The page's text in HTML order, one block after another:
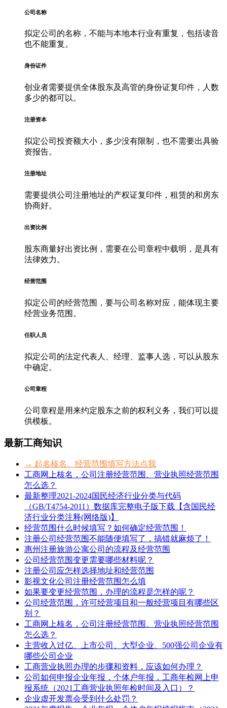
公司名称
拟定公司的名称，不能与本地本行业有重复，包括读音
也不能重复。
身份证件
创业者需要提供全体股东及高管的身份证复印件，人数
多少的都可以。
注册资本
拟定公司投资额大小，多少没有限制，也不需要出具验
资报告。
注册地址
需要提供公司注册地址的产权证复印件，租赁的和房东
协商好。
出资比例
股东商量好出资比例，需要在公司章程中载明，是具有
法律效力。
经营范围
拟定公司的经营范围，要与公司名称对应，能体现主要
经营业务范围。
任职人员
拟定公司的法定代表人、经理、监事人选，可以从股东
中确定。
公司章程
公司章程是用来约定股东之前的权利义务，我们可以提
供模板。
最新工商知识
→ 起名核名、经营范围填写方法点我
工商网上核名，公司注册经营范围、营业执照经营范围
怎么选？
最新整理2021-2024国民经济行业分类与代码
（GB/T4754-2011）数据库完整电子版下载【含国民经
济行业分类注释(网络版)】
经营范围什么时候填写？如何确定经营范围！
注册公司经营范围不能随便填写了，搞错就麻烦了！
惠州注册旅游公寓公司的流程及经营范围
公司经营范围变更需要哪些材料呢？
注册公司应怎样选择地址和经营范围
影视文化公司注册经营范围怎么填
如果要变更经营范围，办理的流程是怎样的呢？
公司经营范围，许可经营项目和一般经营项目有哪些区
别？
工商网上核名，公司注册经营范围、营业执照经营范围
怎么选？
主营收入过亿、上市公司、大型企业、500强公司企业有
哪些公司企业
工商营业执照办理的步骤和资料，应该如何办理？
公司如何申报企业年报，个体户年报，工商年检网上申
报系统（2021工商营业执照年检时间及入口）？
企业虚开发票会受到什么处罚？